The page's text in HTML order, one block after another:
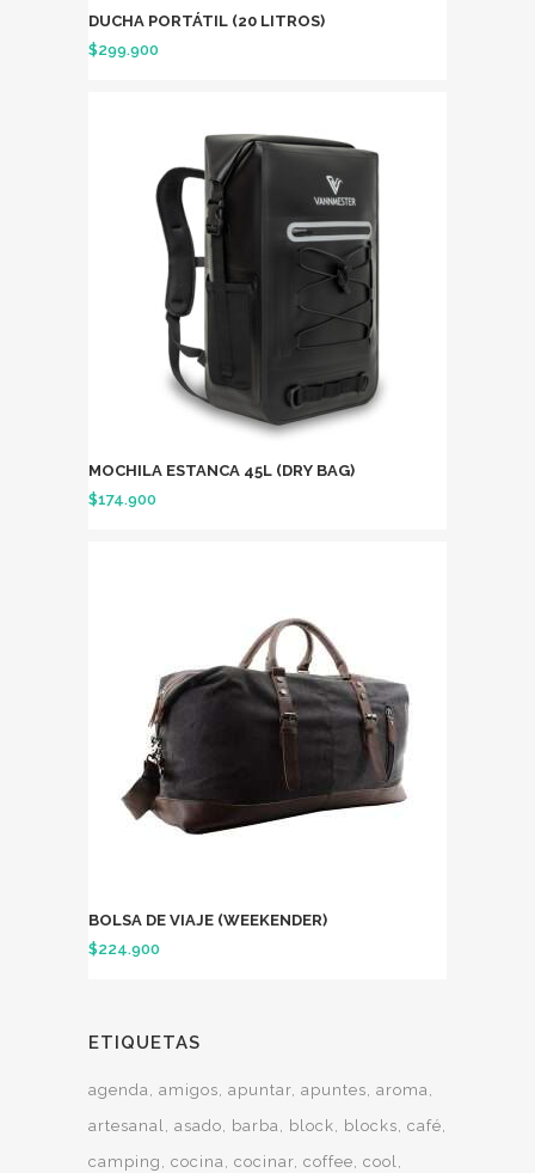
DUCHA PORTÁTIL (20 LITROS)
$299.900
MOCHILA ESTANCA 45L (DRY BAG)
$174.900
BOLSA DE VIAJE (WEEKENDER)
$224.900
ETIQUETAS
agenda amigos apuntar apuntes aroma
artesanal
asado barba block blocks café
camping
cocina cocinar coffee cool